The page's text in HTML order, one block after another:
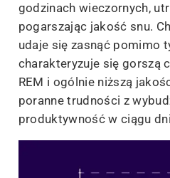
godzinach wieczornych,
pogarszając jakość snu.
udaje się zasnąć pomimo
charakteryzuje się gorszą
REM i ogólnie niższą
poranne trudności z
produktywność w ciągu